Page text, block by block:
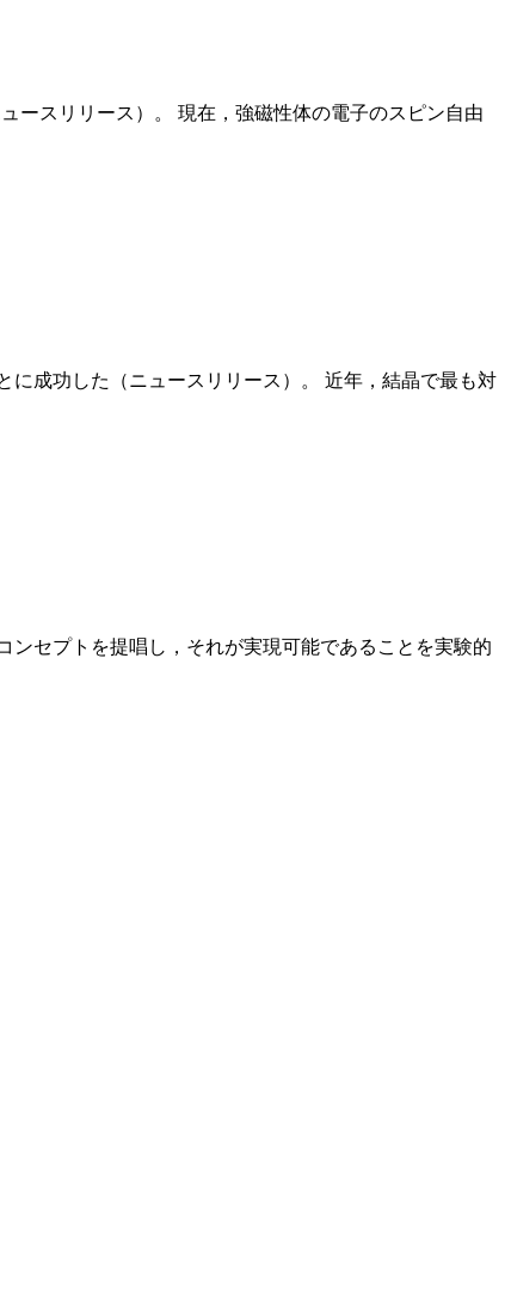
ースリリース）。 現在，強磁性体の電子のスピン自由
成功した（ニュースリリース）。 近年，結晶で最も対
セプトを提唱し，それが実現可能であることを実験的